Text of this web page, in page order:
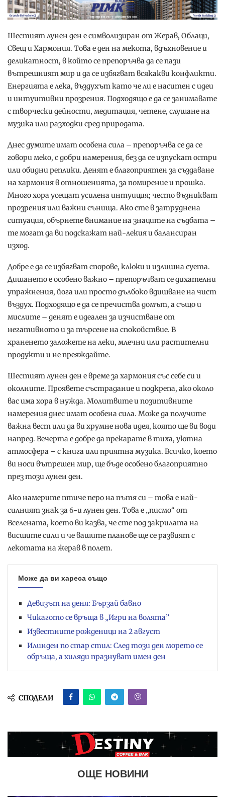
Шестият лунен ден е символизиран от Жерав, Облаци,
Свещ и Хармония. Това е ден на мекота, вдъхновение и
деликатност, в който се препоръчва да се пази
вътрешният мир и да се избягват всякакви конфликти.
Енергията е лека, въздухът като че ли е наситен с идеи
и интуитивни прозрения. Подходящо е да се занимавате
с творчески дейности, медитация, четене, слушане на
музика или разходки сред природата.
Днес думите имат особена сила – препоръчва се да се
говори меко, с добри намерения, без да се изпускат остри
или обидни реплики. Денят е благоприятен за създаване
на хармония в отношенията, за помирение и прошка.
Много хора усещат усилена интуиция; често възникват
прозрения или важни сънища. Ако сте в затруднена
ситуация, обърнете внимание на знаците на съдбата –
те могат да ви подскажат най-лекия и балансиран
изход.
Добре е да се избягват спорове, клюки и излишна суета.
Дишането е особено важно – препоръчват се дихателни
упражнения, йога или просто дълбоко вдишване на чист
въздух. Подходящо е да се пречиства домът, а също и
мислите – денят е идеален за изчистване от
негативното и за търсене на спокойствие. В
храненето заложете на леки, млечни или растителни
продукти и не преяждайте.
Шестият лунен ден е време за хармония със себе си и
околните. Проявете състрадание и подкрепа, ако около
вас има хора в нужда. Молитвите и позитивните
намерения днес имат особена сила. Може да получите
важна вест или да ви хрумне нова идея, която ще ви води
напред. Вечерта е добре да прекарате в тиха, уютна
атмосфера – с книга или приятна музика. Всичко, което
ви носи вътрешен мир, ще бъде особено благоприятно
през този лунен ден.
Ако намерите птиче перо на пътя си – това е най-
силният знак за 6-и лунен ден. Това е „писмо“ от
Вселената, което ви казва, че сте под закрилата на
висшите сили и че вашите планове ще се развият с
лекотата на жерав в полет.
Може да ви хареса също
Девизът на деня: Бързай бавно
Чикагото се връща в „Игри на волята”
Известните рожденици на 2 август
Илинден по стар стил: След този ден морето се
обръща, а хиляди празнуват имен ден
СПОДЕЛИ
ОЩЕ НОВИНИ